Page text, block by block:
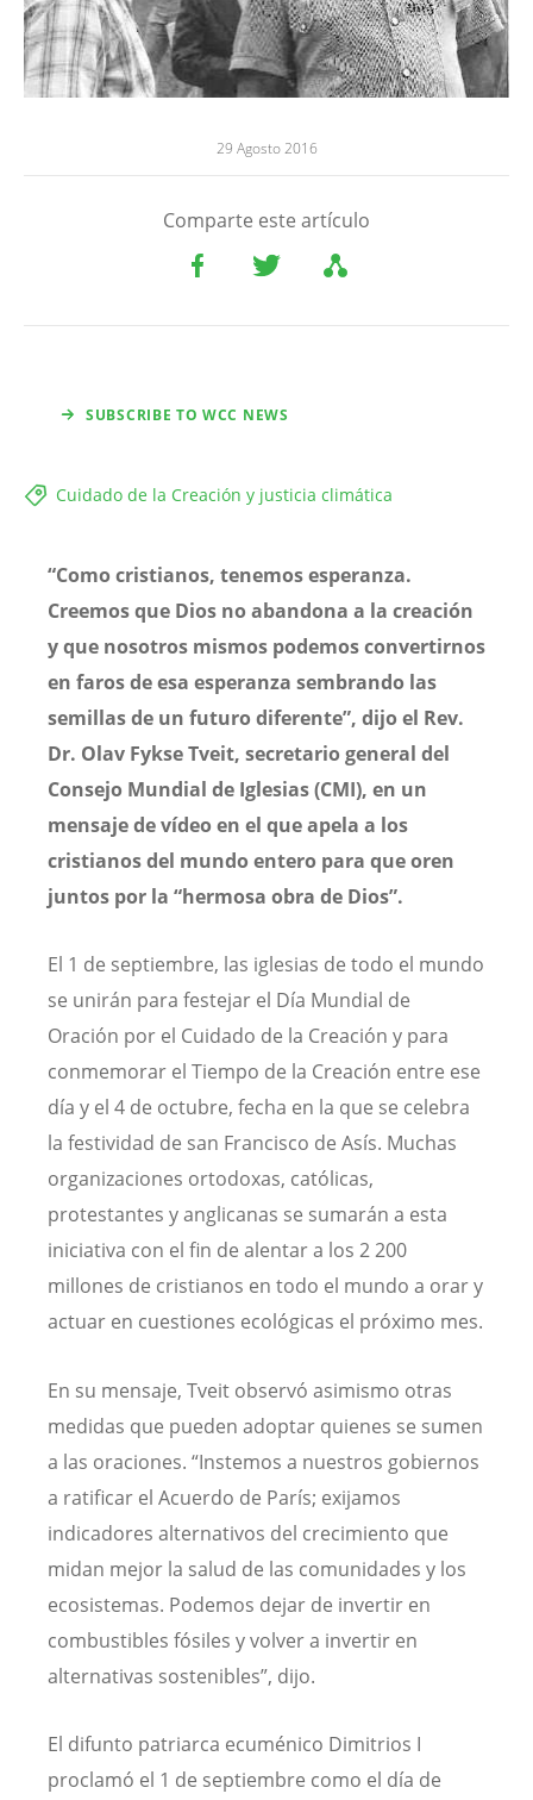
29 Agosto 2016
Comparte este artículo
SUBSCRIBE TO WCC NEWS
Cuidado de la Creación y justicia climática
“Como cristianos, tenemos esperanza.
Creemos que Dios no abandona a la creación
y que nosotros mismos podemos convertirnos
en faros de esa esperanza sembrando las
semillas de un futuro diferente”, dijo el Rev.
Dr. Olav Fykse Tveit, secretario general del
Consejo Mundial de Iglesias (CMI), en un
mensaje de vídeo en el que apela a los
cristianos del mundo entero para que oren
juntos por la “hermosa obra de Dios”.
El 1 de septiembre, las iglesias de todo el mundo
se unirán para festejar el Día Mundial de
Oración por el Cuidado de la Creación y para
conmemorar el Tiempo de la Creación entre ese
día y el 4 de octubre, fecha en la que se celebra
la festividad de san Francisco de Asís. Muchas
organizaciones ortodoxas, católicas,
protestantes y anglicanas se sumarán a esta
iniciativa con el fin de alentar a los 2 200
millones de cristianos en todo el mundo a orar y
actuar en cuestiones ecológicas el próximo mes.
En su mensaje, Tveit observó asimismo otras
medidas que pueden adoptar quienes se sumen
a las oraciones. “Instemos a nuestros gobiernos
a ratificar el Acuerdo de París; exijamos
indicadores alternativos del crecimiento que
midan mejor la salud de las comunidades y los
ecosistemas. Podemos dejar de invertir en
combustibles fósiles y volver a invertir en
alternativas sostenibles”, dijo.
El difunto patriarca ecuménico Dimitrios I
proclamó el 1 de septiembre como el día de